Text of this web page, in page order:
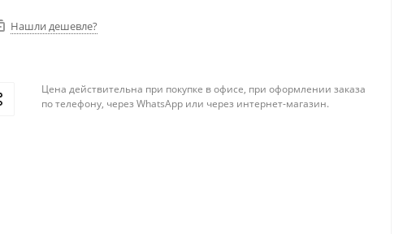
Нашли дешевле?
Цена действительна при покупке в офисе, при оформлении заказа
по телефону, через WhatsApp или через интернет-магазин.